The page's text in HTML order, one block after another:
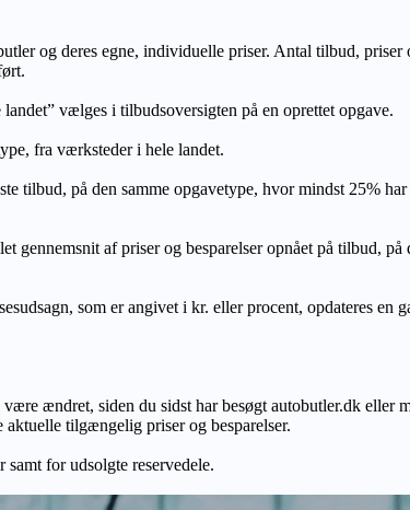
og deres egne, individuelle priser. Antal tilbud,
vælges i tilbudsoversigten på en oprettet opgave.
fra værksteder i hele landet.
tilbud, på den samme opgavetype, hvor mindst 25%
af priser og besparelser opnået på tilbud, på
som er angivet i kr. eller procent, opdateres en
ændret, siden du sidst har besøgt autobutler.dk eller
tilgængelig priser og besparelser.
for udsolgte reservedele.